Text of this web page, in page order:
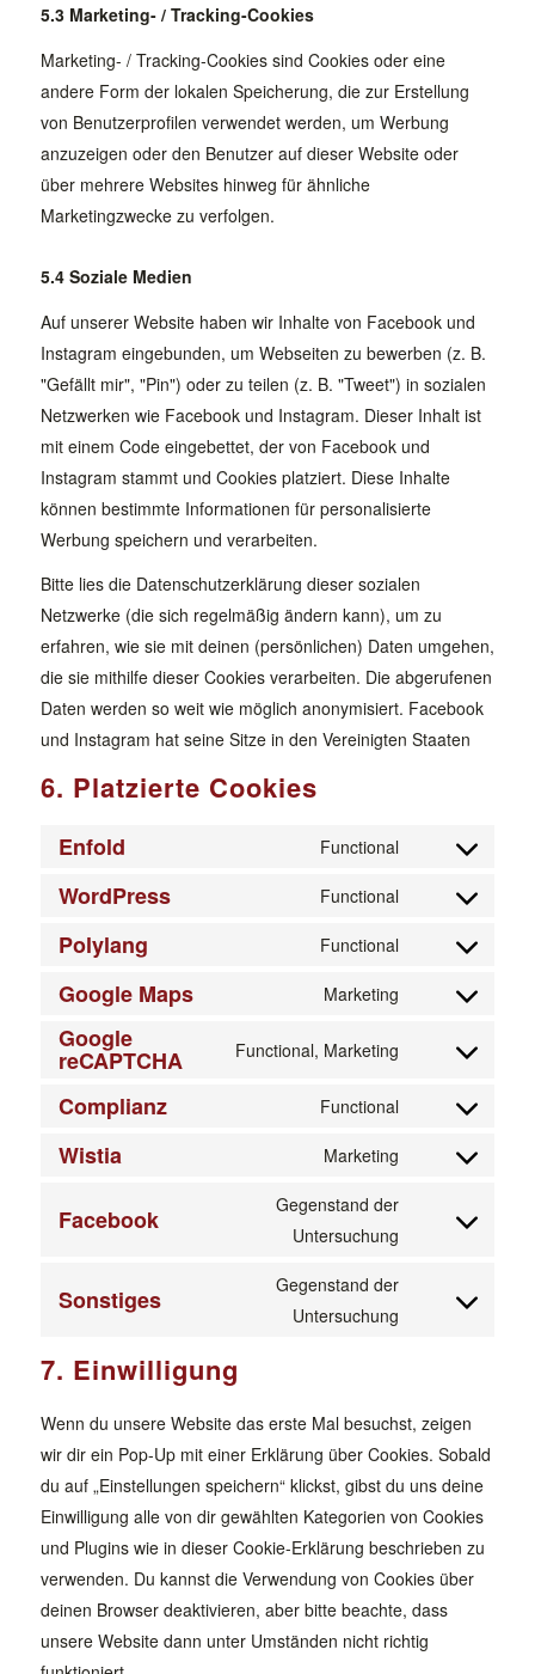
5.3 Marketing- / Tracking-Cookies
Marketing- / Tracking-Cookies sind Cookies oder eine
andere Form der lokalen Speicherung, die zur Erstellung
von Benutzerprofilen verwendet werden, um Werbung
anzuzeigen oder den Benutzer auf dieser Website oder
über mehrere Websites hinweg für ähnliche
Marketingzwecke zu verfolgen.
5.4 Soziale Medien
Auf unserer Website haben wir Inhalte von Facebook und
Instagram eingebunden, um Webseiten zu bewerben (z. B.
"Gefällt mir", "Pin") oder zu teilen (z. B. "Tweet") in sozialen
Netzwerken wie Facebook und Instagram. Dieser Inhalt ist
mit einem Code eingebettet, der von Facebook und
Instagram stammt und Cookies platziert. Diese Inhalte
können bestimmte Informationen für personalisierte
Werbung speichern und verarbeiten.
Bitte lies die Datenschutzerklärung dieser sozialen
Netzwerke (die sich regelmäßig ändern kann), um zu
erfahren, wie sie mit deinen (persönlichen) Daten umgehen,
die sie mithilfe dieser Cookies verarbeiten. Die abgerufenen
Daten werden so weit wie möglich anonymisiert. Facebook
und Instagram hat seine Sitze in den Vereinigten Staaten
6. Platzierte Cookies
Enfold Functional
Consent
WordPress Functional
Consent
wordpress
Polylang Functional
Consent
polylang
Google Maps Marketing
Consent
google-
Google
reCAPTCHA Functional, Marketing
Consent
google-
Complianz Functional
Consent
complianz
Wistia Marketing
Consent
service
Facebook
Gegenstand der
Untersuchung
Consent
service
Sonstiges
Gegenstand der
Untersuchung
Consent
7. Einwilligung
Wenn du unsere Website das erste Mal besuchst, zeigen
wir dir ein Pop-Up mit einer Erklärung über Cookies. Sobald
du auf „Einstellungen speichern“ klickst, gibst du uns deine
Einwilligung alle von dir gewählten Kategorien von Cookies
und Plugins wie in dieser Cookie-Erklärung beschrieben zu
verwenden. Du kannst die Verwendung von Cookies über
deinen Browser deaktivieren, aber bitte beachte, dass
unsere Website dann unter Umständen nicht richtig